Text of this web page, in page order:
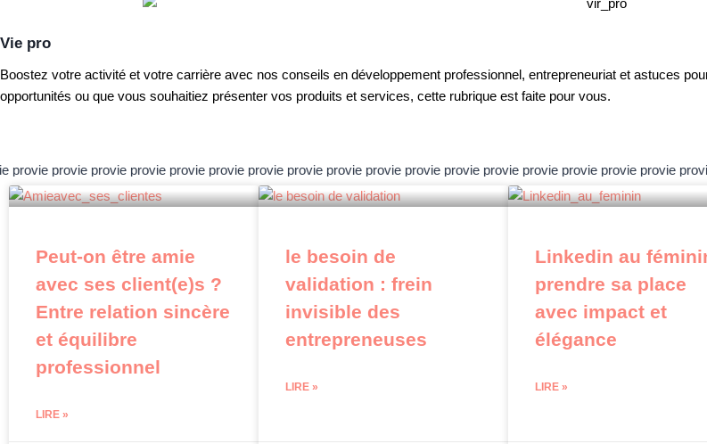
Vie pro
Boostez votre activité et votre carrière avec nos conseils en développement professionnel, entrepreneuriat et astuces
opportunités ou que vous souhaitiez présenter vos produits et services, cette rubrique est faite pour vous.
provie provie provie provie provie provie provie provie provie provie provie provie provie provie provie provie provie pro
Peut-on être amie
avec ses client(e)s ?
Entre relation sincère
et équilibre
professionnel
LIRE »
le besoin de
validation : frein
invisible des
entrepreneuses
LIRE »
Linkedin au
prendre sa place
avec impact et
élégance
LIRE »